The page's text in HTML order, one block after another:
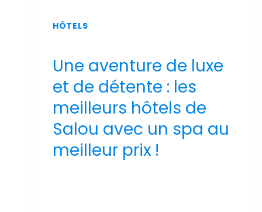
HÔTELS
Une aventure de luxe
et de détente : les
meilleurs hôtels de
Salou avec un spa au
meilleur prix !